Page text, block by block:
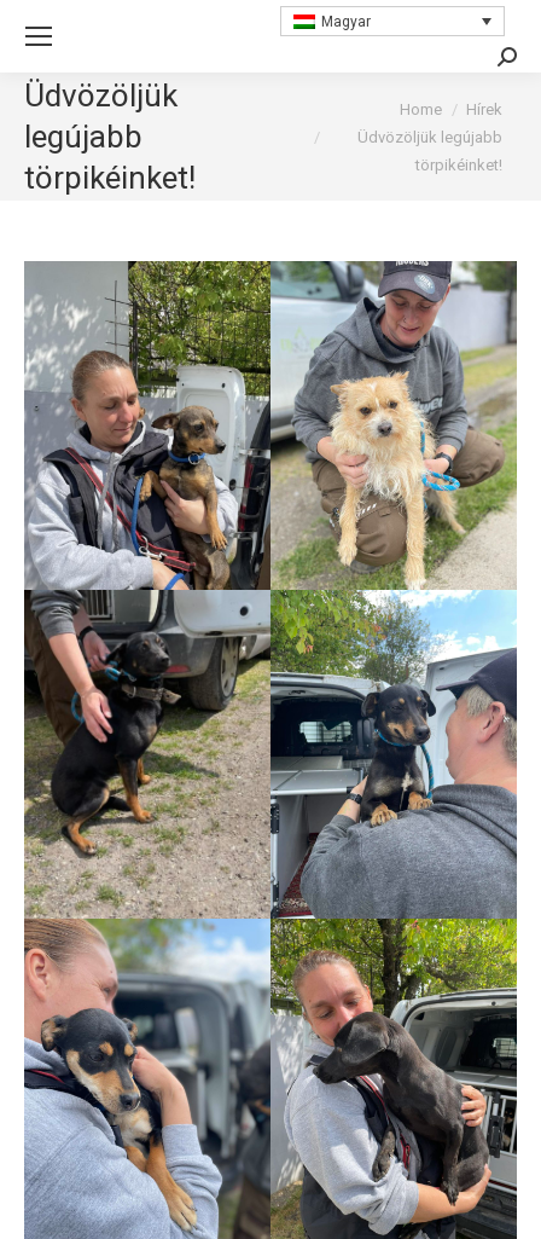
Magyar
Üdvözöljük
legújabb
törpikéinket!
Home
Hírek
Üdvözöljük legújabb
törpikéinket!